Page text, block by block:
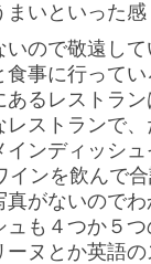
まいといった感
ので敬遠し
事に行って
るレストラ
ストランで
ンディッシ
インを飲んで
がないので
も４つか５
ヌとか英語